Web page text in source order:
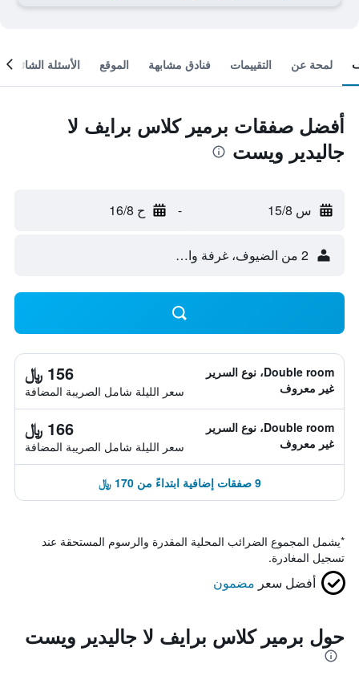
لمحة عن التقييمات فنادق مشابهة الموقع الأسئلة الشائعة
أفضل صفقات برمير كلاس برايف لا
جاليدير ويست
س 15/8 - ح 16/8
2 من الضيوف، غرفة واحدة
Double room، نوع السرير
غير معروف
156 ﷼
سعر الليلة شامل الصريبة المضافة
Double room، نوع السرير
غير معروف
166 ﷼
سعر الليلة شامل الصريبة المضافة
9 صفقات إضافية ابتداءً من 170 ﷼
*يشمل المجموع الضرائب المحلية المقدرة والرسوم المستحقة عند
تسجيل المغادرة.
أفضل سعر مضمون
حول برمير كلاس برايف لا جاليدير ويست